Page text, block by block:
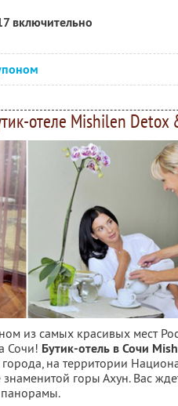
включительно
отеле Mishilen Detox
из самых красивых мест
Сочи! Бутик-отель в Сочи
города, на территории
горы Ахун. Вас